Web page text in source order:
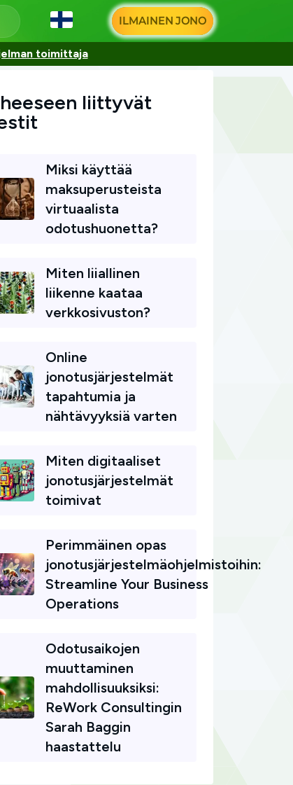
ILMAINEN JONO
toimittaja
liittyvät
Miksi käyttää
maksuperusteista
virtuaalista
odotushuonetta?
Miten liiallinen
liikenne kaataa
verkkosivuston?
Online
jonotusjärjestelmät
tapahtumia ja
nähtävyyksiä varten
Miten digitaaliset
jonotusjärjestelmät
toimivat
Perimmäinen opas
jonotusjärjestelmäohjelmistoihin:
Streamline Your Business
Operations
Odotusaikojen
muuttaminen
mahdollisuuksiksi:
ReWork Consultingin
Sarah Baggin
haastattelu